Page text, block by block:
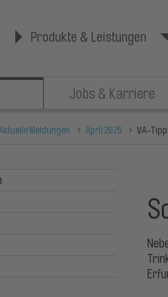
Produkte & Leistungen
Jobs & Karriere
Aktuelle Meldungen April 2025 VA-